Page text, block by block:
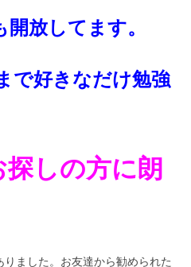
放してます。
で好きなだけ勉強
しの方に朗
ました。お友達から勧められた